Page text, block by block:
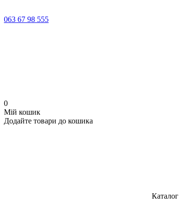
063 67 98 555
0
Мій кошик
Додайте товари до кошика
Каталог